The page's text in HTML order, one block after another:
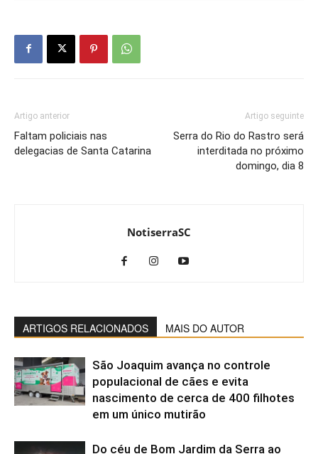
Artigo anterior
Faltam policiais nas
delegacias de Santa Catarina
Artigo seguinte
Serra do Rio do Rastro será
interditada no próximo
domingo, dia 8
NotiserraSC
ARTIGOS RELACIONADOS MAIS DO AUTOR
São Joaquim avança no controle
populacional de cães e evita
nascimento de cerca de 400 filhotes
em um único mutirão
Do céu de Bom Jardim da Serra ao